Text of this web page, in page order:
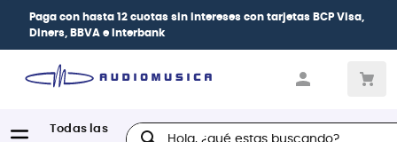
cuotas sin intereses con tarjetas BCP Visa,
Hola, ¿qué estas buscando?